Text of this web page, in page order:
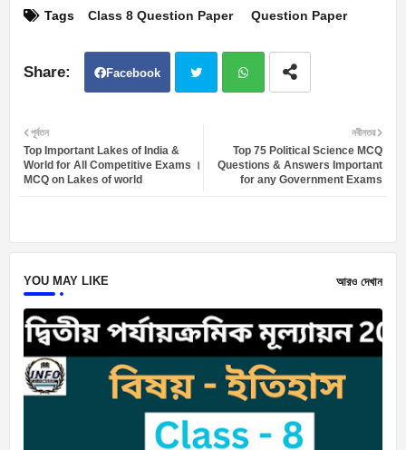
Tags Class 8 Question Paper Question Paper
Facebook
atsa
নবীনতর
Top 75 Political Science MCQ
Questions & Answers Important
for any Government Exams
পূর্বতন
Top Important Lakes of India &
World for All Competitive Exams ।
MCQ on Lakes of world
YOU MAY LIKE আরও দেখান